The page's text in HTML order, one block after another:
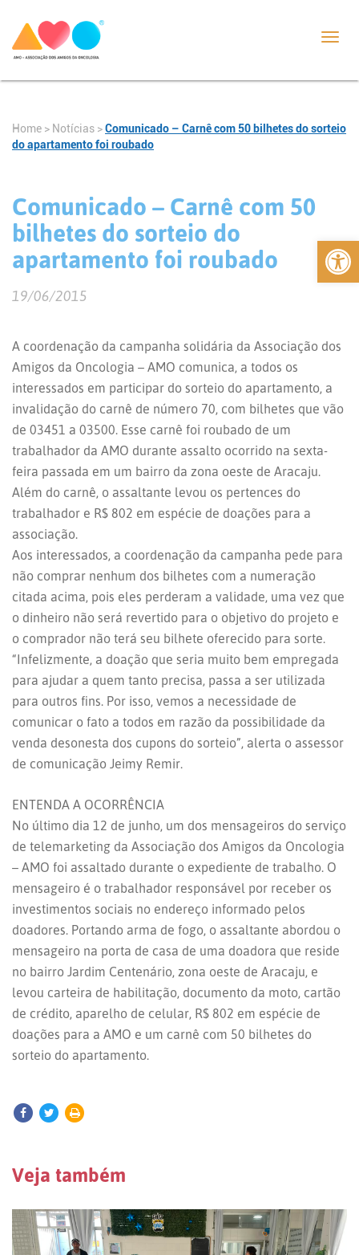
Abrir
Home > Notícias >Comunicado – Carnê com 50 bilhetes do sorteio
do apartamento foi roubado
Comunicado – Carnê com 50
bilhetes do sorteio do
apartamento foi roubado
19/06/2015
A coordenação da campanha solidária da Associação dos
Amigos da Oncologia – AMO comunica, a todos os
interessados em participar do sorteio do apartamento, a
invalidação do carnê de número 70, com bilhetes que vão
de 03451 a 03500. Esse carnê foi roubado de um
trabalhador da AMO durante assalto ocorrido na sexta-
feira passada em um bairro da zona oeste de Aracaju.
Além do carnê, o assaltante levou os pertences do
trabalhador e R$ 802 em espécie de doações para a
associação.
Aos interessados, a coordenação da campanha pede para
não comprar nenhum dos bilhetes com a numeração
citada acima, pois eles perderam a validade, uma vez que
o dinheiro não será revertido para o objetivo do projeto e
o comprador não terá seu bilhete oferecido para sorte.
“Infelizmente, a doação que seria muito bem empregada
para ajudar a quem tanto precisa, passa a ser utilizada
para outros fins. Por isso, vemos a necessidade de
comunicar o fato a todos em razão da possibilidade da
venda desonesta dos cupons do sorteio”, alerta o assessor
de comunicação Jeimy Remir.
ENTENDA A OCORRÊNCIA
No último dia 12 de junho, um dos mensageiros do serviço
de telemarketing da Associação dos Amigos da Oncologia
– AMO foi assaltado durante o expediente de trabalho. O
mensageiro é o trabalhador responsável por receber os
investimentos sociais no endereço informado pelos
doadores. Portando arma de fogo, o assaltante abordou o
mensageiro na porta de casa de uma doadora que reside
no bairro Jardim Centenário, zona oeste de Aracaju, e
levou carteira de habilitação, documento da moto, cartão
de crédito, aparelho de celular, R$ 802 em espécie de
doações para a AMO e um carnê com 50 bilhetes do
sorteio do apartamento.
Veja também